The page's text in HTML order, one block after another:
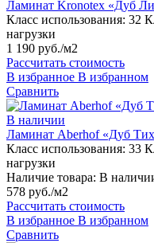
Ламинат Kronotex «Дуб
Класс использования: 32
нагрузки
1 190 руб./м2
Рассчитать стоимость
В избранное В избранном
Сравнить
В наличии
Ламинат Aberhof «Дуб
Класс использования: 33
нагрузки
Наличие товара: В
578 руб./м2
Рассчитать стоимость
В избранное В избранном
Сравнить